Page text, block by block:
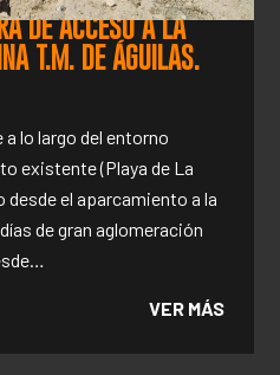
DE ACCESO A LA
T.M. DE ÁGUILAS.
lo largo del entorno
existente (Playa de La
desde el aparcamiento a la
de gran aglomeración
VER MÁS